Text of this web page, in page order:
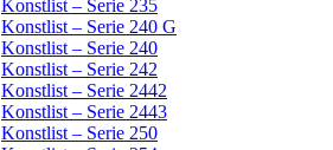
Konstlist – Serie 235
Konstlist – Serie 240 G
Konstlist – Serie 240
Konstlist – Serie 242
Konstlist – Serie 2442
Konstlist – Serie 2443
Konstlist – Serie 250